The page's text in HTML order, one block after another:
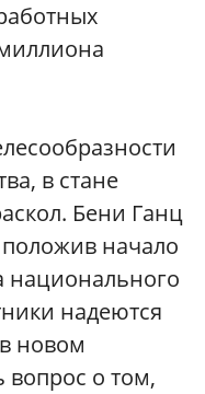
в стане
Бени Ганц
начало
национального
надеются
новом
вопрос о том,